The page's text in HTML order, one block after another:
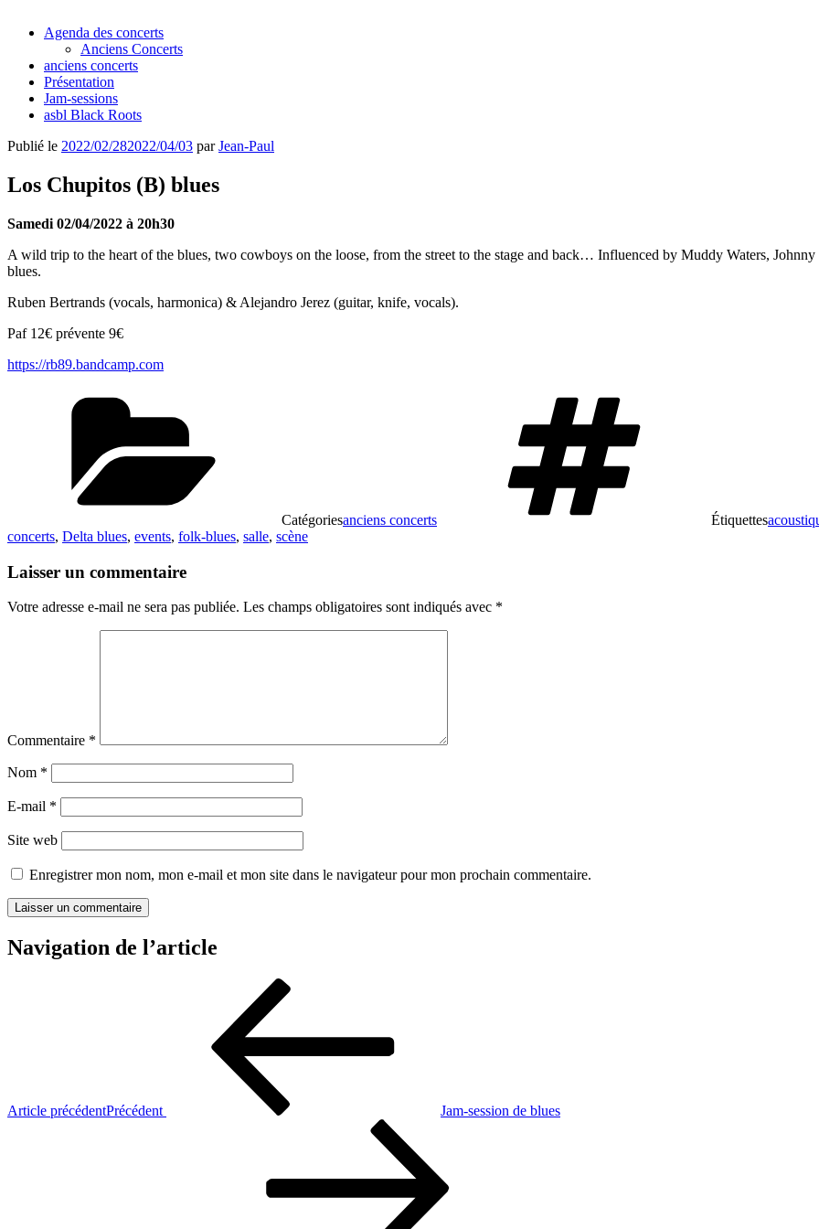
Agenda des concerts
Anciens Concerts
anciens concerts
Présentation
Jam-sessions
asbl Black Roots
Publié le 2022/02/282022/04/03 parJean-Paul
Los Chupitos (B) blues
Samedi 02/04/2022 à 20h30
A wild trip to the heart of the blues, two cowboys on the loose, from the street to the stage and back… Influenced by Muddy Waters,
blues.
Ruben Bertrands (vocals, harmonica) & Alejandro Jerez (guitar, knife, vocals).
Paf 12€ prévente 9€
https://rb89.bandcamp.com
Catégoriesanciens concerts Étiquettes
concerts, Delta blues, events, folk-blues, salle, scène
Laisser un commentaire
Votre adresse e-mail ne sera pas publiée. Les champs obligatoires sont indiqués avec *
Commentaire *
Nom *
E-mail *
Site web
Enregistrer mon nom, mon e-mail et mon site dans le navigateur pour mon prochain commentaire.
Navigation de l’article
Article précédentPrécédent Jam-session de blues